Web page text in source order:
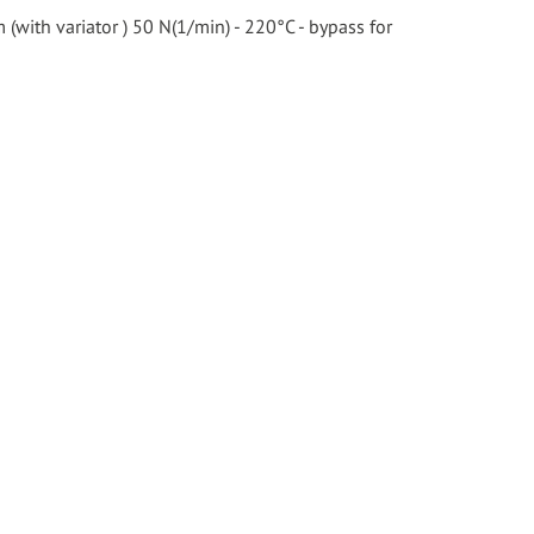
(with variator ) 50 N(1/min) - 220°C - bypass for